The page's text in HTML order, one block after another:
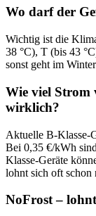
Wo darf der
Wichtig ist die
38 °C), T (bis 43
sonst geht im
Wie viel Strom
wirklich?
Aktuelle B-Klasse-
Bei 0,35 €/kWh
Klasse-Geräte
lohnt sich oft schon
NoFrost –